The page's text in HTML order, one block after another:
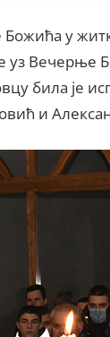
у
уз
била је
и